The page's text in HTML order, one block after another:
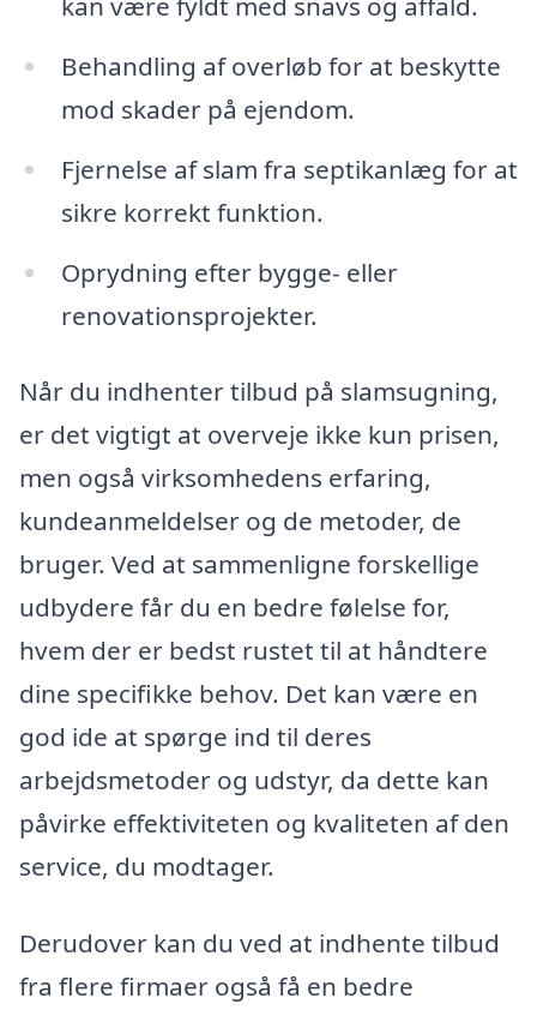
Behandling af overløb for at beskytte
mod skader på ejendom.
Fjernelse af slam fra septikanlæg for at
sikre korrekt funktion.
Oprydning efter bygge- eller
renovationsprojekter.
Når du indhenter tilbud på slamsugning,
er det vigtigt at overveje ikke kun prisen,
men også virksomhedens erfaring,
kundeanmeldelser og de metoder, de
bruger. Ved at sammenligne forskellige
udbydere får du en bedre følelse for,
hvem der er bedst rustet til at håndtere
dine specifikke behov. Det kan være en
god ide at spørge ind til deres
arbejdsmetoder og udstyr, da dette kan
påvirke effektiviteten og kvaliteten af den
service, du modtager.
Derudover kan du ved at indhente tilbud
fra flere firmaer også få en bedre